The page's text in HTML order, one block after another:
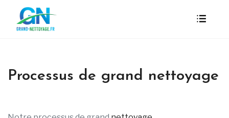
Processus de grand nettoyage